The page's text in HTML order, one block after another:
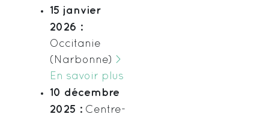
15 janvier
2026 :
Occitanie
(Narbonne) >
En savoir plus
10 décembre
2025 : Centre-